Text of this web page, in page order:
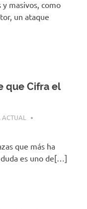
masivos, como
un ataque
que Cifra el
que más ha
es uno de[…]